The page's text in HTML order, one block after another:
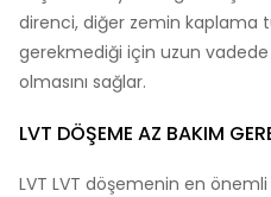
direnci, diğer zemin kaplama
gerekmediği için uzun
olmasını sağlar.
LVT DÖŞEME AZ BAKIM
LVT LVT döşemenin en